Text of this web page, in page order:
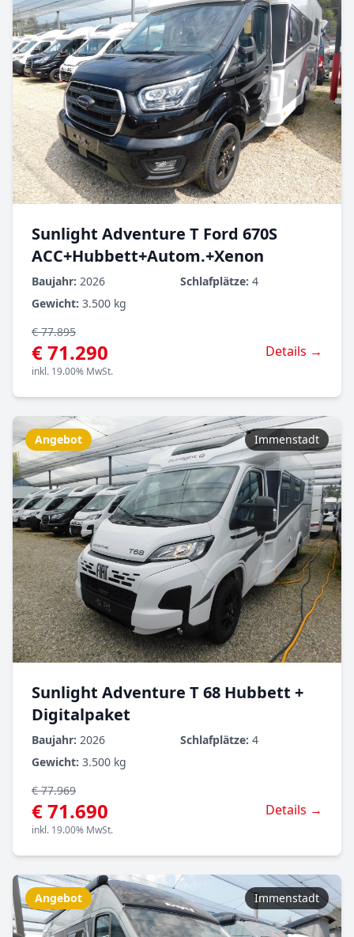
Sunlight Adventure T Ford 670S
ACC+Hubbett+Autom.+Xenon
Baujahr: 2026 Schlafplätze: 4
Gewicht: 3.500 kg
€ 77.895
€ 71.290
inkl. 19.00% MwSt.
Details →
Angebot Immenstadt
Sunlight Adventure T 68 Hubbett +
Digitalpaket
Baujahr: 2026 Schlafplätze: 4
Gewicht: 3.500 kg
€ 77.969
€ 71.690
inkl. 19.00% MwSt.
Details →
Angebot Immenstadt